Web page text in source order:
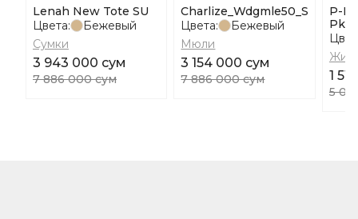
Lenah New Tote SU
Цвета:
Бежевый
Сумки
3 943 000 сум
7 886 000 сум
Charlize_Wdgmle50_Sd
Цвета:
Бежевый
Мюли
3 154 000 сум
7 886 000 сум
P-
1
5